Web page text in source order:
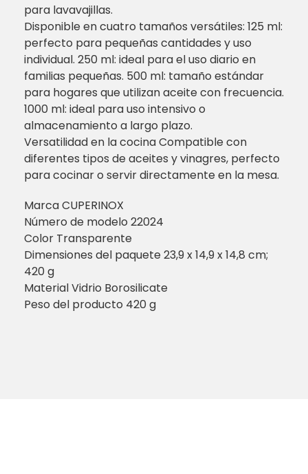
para lavavajillas.
Disponible en cuatro tamaños versátiles: 125 ml:
perfecto para pequeñas cantidades y uso
individual. 250 ml: ideal para el uso diario en
familias pequeñas. 500 ml: tamaño estándar
para hogares que utilizan aceite con frecuencia.
1000 ml: ideal para uso intensivo o
almacenamiento a largo plazo.
Versatilidad en la cocina Compatible con
diferentes tipos de aceites y vinagres, perfecto
para cocinar o servir directamente en la mesa.
Marca ‎CUPERINOX
Número de modelo ‎22024
Color ‎Transparente
Dimensiones del paquete ‎23,9 x 14,9 x 14,8 cm;
420 g
Material ‎Vidrio Borosilicate
Peso del producto ‎420 g